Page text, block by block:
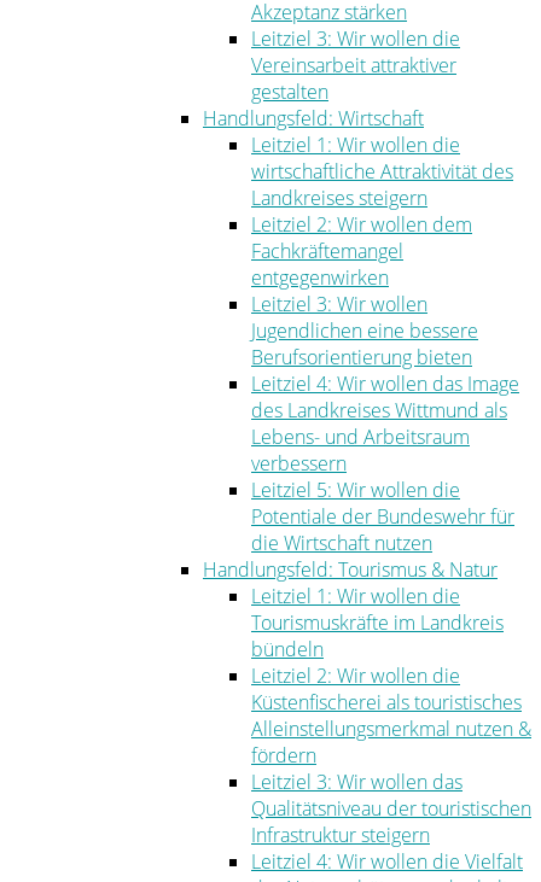
Akzeptanz stärken
Leitziel 3: Wir wollen die
Vereinsarbeit attraktiver
gestalten
Handlungsfeld: Wirtschaft
Leitziel 1: Wir wollen die
wirtschaftliche Attraktivität des
Landkreises steigern
Leitziel 2: Wir wollen dem
Fachkräftemangel
entgegenwirken
Leitziel 3: Wir wollen
Jugendlichen eine bessere
Berufsorientierung bieten
Leitziel 4: Wir wollen das Image
des Landkreises Wittmund als
Lebens- und Arbeitsraum
verbessern
Leitziel 5: Wir wollen die
Potentiale der Bundeswehr für
die Wirtschaft nutzen
Handlungsfeld: Tourismus & Natur
Leitziel 1: Wir wollen die
Tourismuskräfte im Landkreis
bündeln
Leitziel 2: Wir wollen die
Küstenfischerei als touristisches
Alleinstellungsmerkmal nutzen &
fördern
Leitziel 3: Wir wollen das
Qualitätsniveau der touristischen
Infrastruktur steigern
Leitziel 4: Wir wollen die Vielfalt